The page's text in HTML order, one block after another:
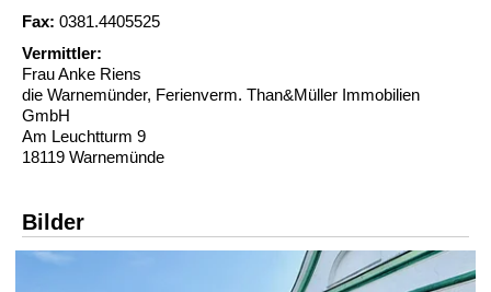
Fax: 0381.4405525
Vermittler:
Frau Anke Riens
die Warnemünder, Ferienverm. Than&Müller Immobilien
GmbH
Am Leuchtturm 9
18119 Warnemünde
Bilder